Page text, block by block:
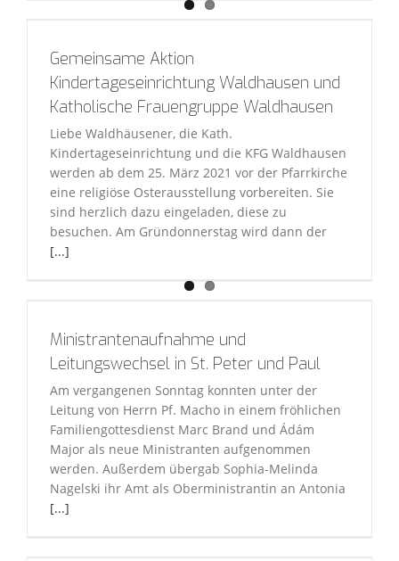
Gemeinsame Aktion
Kindertageseinrichtung Waldhausen und
Katholische Frauengruppe Waldhausen
Liebe Waldhäusener, die Kath.
Kindertageseinrichtung und die KFG Waldhausen
werden ab dem 25. März 2021 vor der Pfarrkirche
eine religiöse Osterausstellung vorbereiten. Sie
sind herzlich dazu eingeladen, diese zu
besuchen. Am Gründonnerstag wird dann der
[...]
Ministrantenaufnahme und
Leitungswechsel in St. Peter und Paul
Am vergangenen Sonntag konnten unter der
Leitung von Herrn Pf. Macho in einem fröhlichen
Familiengottesdienst Marc Brand und Ádám
Major als neue Ministranten aufgenommen
werden. Außerdem übergab Sophia-Melinda
Nagelski ihr Amt als Oberministrantin an Antonia
[...]